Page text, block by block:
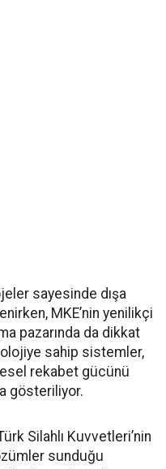
sayesinde dışa
MKE’nin yenilikçi
pazarında da dikkat
sahip sistemler,
rekabet gücünü
gösteriliyor.
Silahlı Kuvvetleri’nin
sunduğu